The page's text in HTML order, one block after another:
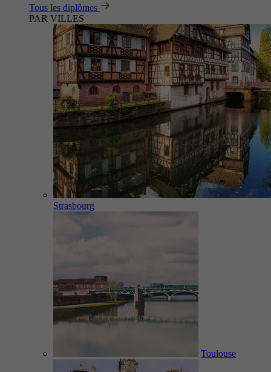
Tous les diplômes
PAR VILLES
Strasbourg
Toulouse